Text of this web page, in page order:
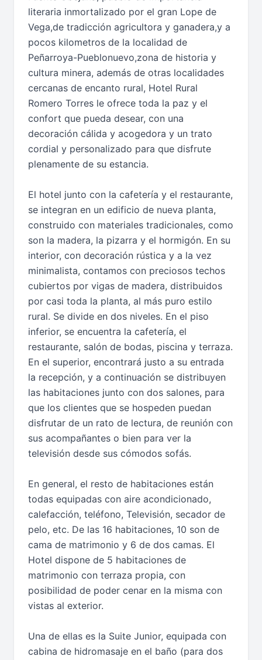
literaria inmortalizado por el gran Lope de
Vega,de tradicción agricultora y ganadera,y a
pocos kilometros de la localidad de
Peñarroya-Pueblonuevo,zona de historia y
cultura minera, además de otras localidades
cercanas de encanto rural, Hotel Rural
Romero Torres le ofrece toda la paz y el
confort que pueda desear, con una
decoración cálida y acogedora y un trato
cordial y personalizado para que disfrute
plenamente de su estancia.
El hotel junto con la cafetería y el restaurante,
se integran en un edificio de nueva planta,
construido con materiales tradicionales, como
son la madera, la pizarra y el hormigón. En su
interior, con decoración rústica y a la vez
minimalista, contamos con preciosos techos
cubiertos por vigas de madera, distribuidos
por casi toda la planta, al más puro estilo
rural. Se divide en dos niveles. En el piso
inferior, se encuentra la cafetería, el
restaurante, salón de bodas, piscina y terraza.
En el superior, encontrará justo a su entrada
la recepción, y a continuación se distribuyen
las habitaciones junto con dos salones, para
que los clientes que se hospeden puedan
disfrutar de un rato de lectura, de reunión con
sus acompañantes o bien para ver la
televisión desde sus cómodos sofás.
En general, el resto de habitaciones están
todas equipadas con aire acondicionado,
calefacción, teléfono, Televisión, secador de
pelo, etc. De las 16 habitaciones, 10 son de
cama de matrimonio y 6 de dos camas. El
Hotel dispone de 5 habitaciones de
matrimonio con terraza propia, con
posibilidad de poder cenar en la misma con
vistas al exterior.
Una de ellas es la Suite Junior, equipada con
cabina de hidromasaje en el baño (para dos